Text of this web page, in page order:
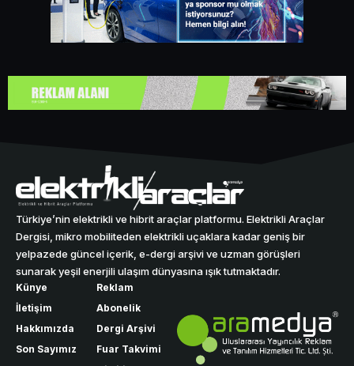
Türkiye’nin elektrikli ve hibrit araçlar platformu. Elektrikli Araçlar
Dergisi, mikro mobiliteden elektrikli uçaklara kadar geniş bir
yelpazede güncel içerik, e-dergi arşivi ve uzman görüşleri
sunarak yeşil enerjili ulaşım dünyasına ışık tutmaktadır.
Künye
İletişim
Hakkımızda
Son Sayımız
Reklam
Abonelik
Dergi Arşivi
Fuar Takvimi